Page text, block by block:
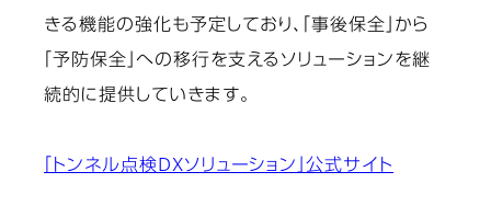
きる機能の強化も予定しており、「事後保全」から
「予防保全」への移行を支えるソリューションを継
続的に提供していきます。
「トンネル点検DXソリューション」公式サイト